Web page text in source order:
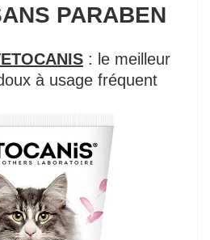
PARABEN
: le meilleur
à usage fréquent